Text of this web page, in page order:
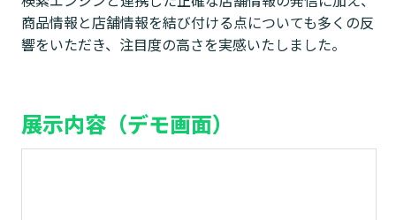
商品情報と店舗情報を結び付ける点についても多くの反
響をいただき、注目度の高さを実感いたしました。
展示内容（デモ画面）